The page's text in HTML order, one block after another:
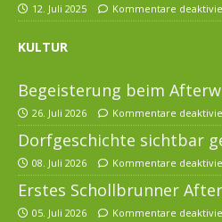
12. Juli 2025 Kommentare
KULTUR
Begeisterung beim
26. Juli 2026 Kommentare
Dorfgeschichte sichtbar
08. Juli 2026 Kommentare
Erstes Schollbrunner
05. Juli 2026 Kommentare